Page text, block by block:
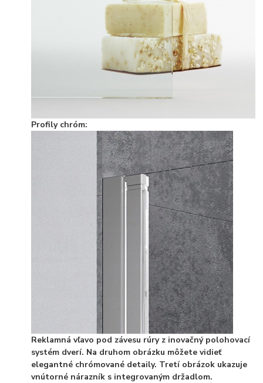
Profily chróm:
Reklamná vľavo pod závesu rúry z inovačný polohovací
systém dverí. Na druhom obrázku môžete vidieť
elegantné chrómované detaily. Tretí obrázok ukazuje
vnútorné nárazník s integrovaným držadlom.